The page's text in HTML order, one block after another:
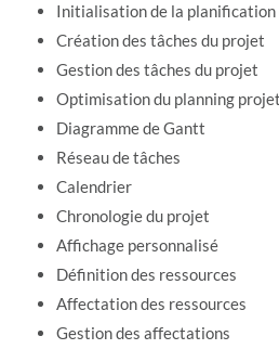
Initialisation de la planification
Création des tâches du projet
Gestion des tâches du projet
Optimisation du planning projet
Diagramme de Gantt
Réseau de tâches
Calendrier
Chronologie du projet
Affichage personnalisé
Définition des ressources
Affectation des ressources
Gestion des affectations